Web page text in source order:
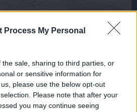
Process My Personal
sale, sharing to third parties, or
or sensitive information for
please use the below opt-out
Please note that after your
you may continue seeing
20:15